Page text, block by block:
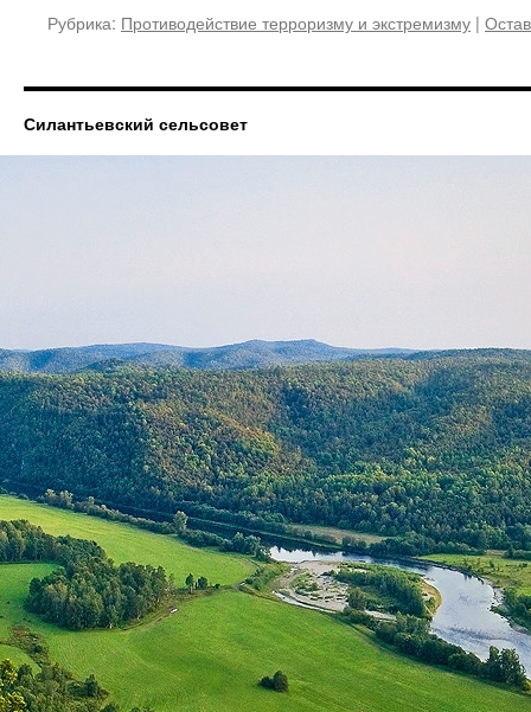
Рубрика: Противодействие терроризму и экстремизму |
Силантьевский сельсовет